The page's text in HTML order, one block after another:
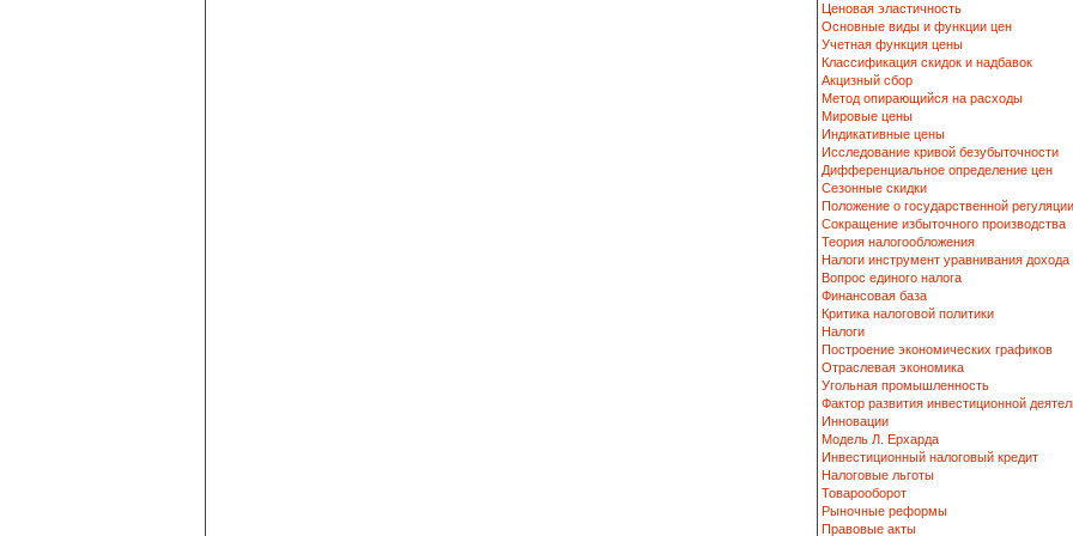
Ценовая эластичность
Основные виды и функции цен
Учетная функция цены
Классификация скидок и надбавок
Акцизный сбор
Метод опирающийся на расходы
Мировые цены
Индикативные цены
Исследование кривой безубыточности
Дифференциальное определение цен
Сезонные скидки
Положение о государственной регуляции
Сокращение избыточного производства
Теория налогообложения
Налоги инструмент уравнивания дохода
Вопрос единого налога
Финансовая база
Критика налоговой политики
Налоги
Построение экономических графиков
Отраслевая экономика
Угольная промышленность
Фактор развития инвестиционной
Инновации
Модель Л. Ерхарда
Инвестиционный налоговый кредит
Налоговые льготы
Товарооборот
Рыночные реформы
Правовые акты